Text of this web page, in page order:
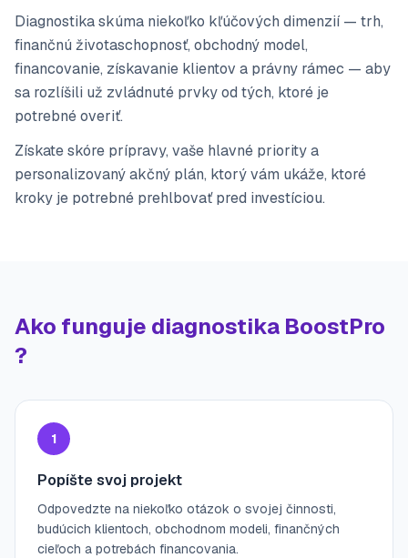
Diagnostika skúma niekoľko kľúčových dimenzií — trh,
finančnú životaschopnosť, obchodný model,
financovanie, získavanie klientov a právny rámec — aby
sa rozlíšili už zvládnuté prvky od tých, ktoré je
potrebné overiť.
Získate skóre prípravy, vaše hlavné priority a
personalizovaný akčný plán, ktorý vám ukáže, ktoré
kroky je potrebné prehlbovať pred investíciou.
Ako funguje diagnostika BoostPro
?
1
Popíšte svoj projekt
Odpovedzte na niekoľko otázok o svojej činnosti,
budúcich klientoch, obchodnom modeli, finančných
cieľoch a potrebách financovania.